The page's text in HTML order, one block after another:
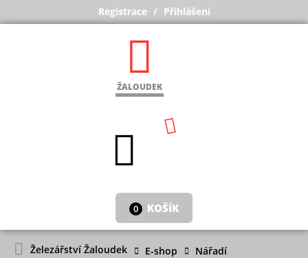
Registrace Přihlášení
ŽALOUDEK
0 KOŠÍK
Železářství Žaloudek E-shop
Nářadí